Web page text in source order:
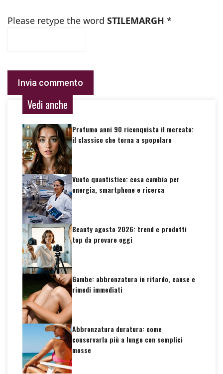
Please retype the word STILEMARGH *
Vedi anche
Profumo anni 90 riconquista il mercato:
il classico che torna a spopolare
Vuoto quantistico: cosa cambia per
energia, smartphone e ricerca
Beauty agosto 2026: trend e prodotti
top da provare oggi
Gambe: abbronzatura in ritardo, cause e
rimedi immediati
Abbronzatura duratura: come
conservarla più a lungo con semplici
mosse